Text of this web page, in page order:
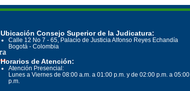
Ubicación Consejo Superior de la Judicatura:
Calle 12 No 7 - 65, Palacio de Justicia Alfonso Reyes Echandía
Bogotá - Colombia
Horarios de Atención:
Atención Presencial:
Lunes a Viernes de 08:00 a.m. a 01:00 p.m. y de 02:00 p.m. a 05:00
p.m.